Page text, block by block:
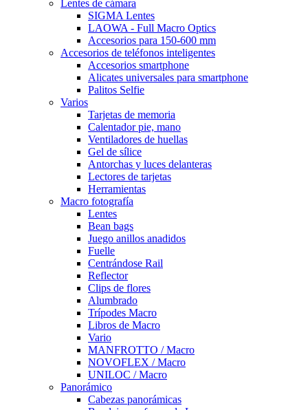
Lentes de cámara
SIGMA Lentes
LAOWA - Full Macro Optics
Accesorios para 150-600 mm
Accesorios de teléfonos inteligentes
Accesorios smartphone
Alicates universales para smartphone
Palitos Selfie
Varios
Tarjetas de memoria
Calentador pie, mano
Ventiladores de huellas
Gel de sílice
Antorchas y luces delanteras
Lectores de tarjetas
Herramientas
Macro fotografía
Lentes
Bean bags
Juego anillos anadidos
Fuelle
Centrándose Rail
Reflector
Clips de flores
Alumbrado
Trípodes Macro
Libros de Macro
Vario
MANFROTTO / Macro
NOVOFLEX / Macro
UNILOC / Macro
Panorámico
Cabezas panorámicas